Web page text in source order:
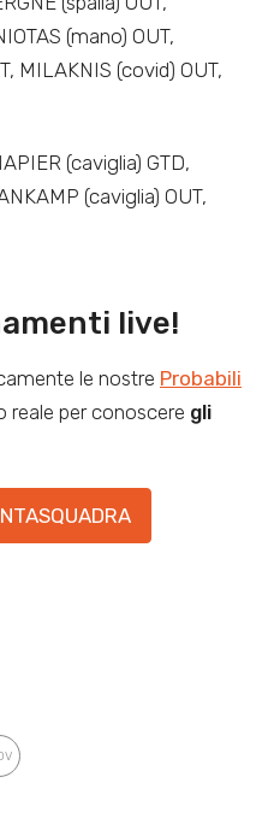
(mano) OUT,
MILAKNIS (covid) OUT,
(caviglia) GTD,
(caviglia) OUT,
live!
le nostre Probabili
reale per conoscere gli